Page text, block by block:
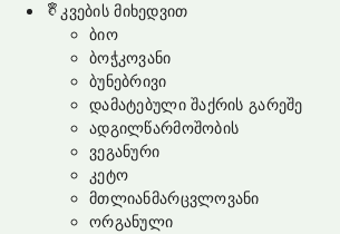
კვების მიხედვით
ბიო
ბოჭკოვანი
ბუნებრივი
დამატებული შაქრის გარეშე
ადგილწარმოშობის
ვეგანური
კეტო
მთლიანმარცვლოვანი
ორგანული